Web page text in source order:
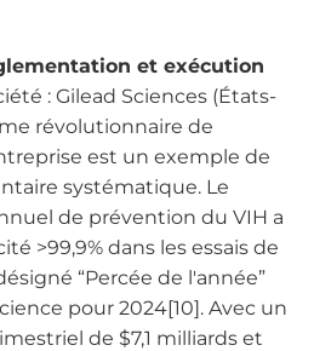
et exécution
: Gilead Sciences (États-
révolutionnaire de
est un exemple de
systématique. Le
de prévention du VIH a
>99,9% dans les essais de
“Percée de l'année”
pour 2024[10]. Avec un
de $7,1 milliards et